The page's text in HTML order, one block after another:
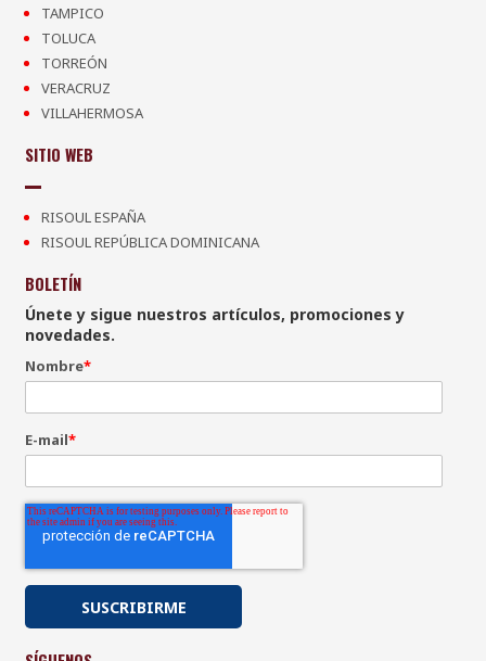
TAMPICO
TOLUCA
TORREÓN
VERACRUZ
VILLAHERMOSA
SITIO WEB
RISOUL ESPAÑA
RISOUL REPÚBLICA DOMINICANA
BOLETÍN
Únete y sigue nuestros artículos, promociones y
novedades.
Nombre*
E-mail*